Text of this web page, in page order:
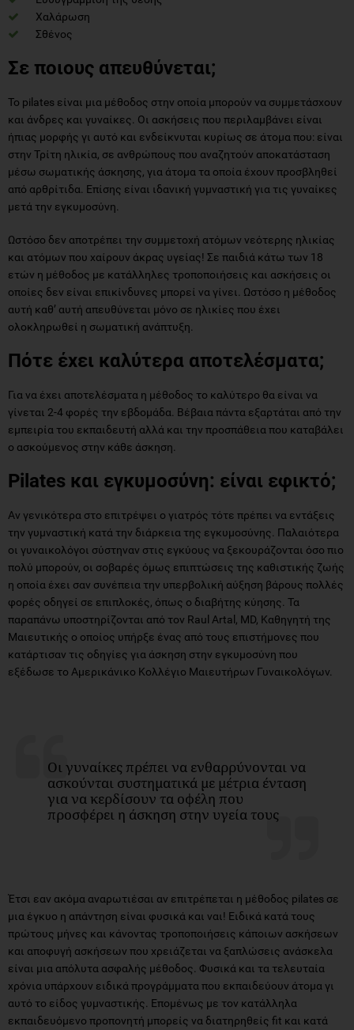
Χαλάρωση
Σθένος
Σε ποιους απευθύνεται;
Το pilates είναι μια μέθοδος στην οποία μπορούν να συμμετάσχουν
και άνδρες και γυναίκες. Οι ασκήσεις που περιλαμβάνει είναι
ήπιας μορφής γι αυτό και ενδείκνυται κυρίως σε άτομα που: είναι
στην Τρίτη ηλικία, σε ανθρώπους που αναζητούν αποκατάσταση
μέσω σωματικής άσκησης, για άτομα τα οποία έχουν προσβληθεί
από αρθρίτιδα. Επίσης είναι ιδανική γυμναστική για τις γυναίκες
μετά την εγκυμοσύνη.
Ωστόσο δεν αποτρέπει την συμμετοχή ατόμων νεότερης ηλικίας
και ατόμων που χαίρουν άκρας υγείας! Σε παιδιά κάτω των 18
ετών η μέθοδος με κατάλληλες τροποποιήσεις και ασκήσεις οι
οποίες δεν είναι επικίνδυνες μπορεί να γίνει. Ωστόσο η μέθοδος
αυτή καθ’ αυτή απευθύνεται μόνο σε ηλικίες που έχει
ολοκληρωθεί η σωματική ανάπτυξη.
Πότε έχει καλύτερα αποτελέσματα;
Για να έχει αποτελέσματα η μέθοδος το καλύτερο θα είναι να
γίνεται 2-4 φορές την εβδομάδα. Βέβαια πάντα εξαρτάται από την
εμπειρία του εκπαιδευτή αλλά και την προσπάθεια που καταβάλει
ο ασκούμενος στην κάθε άσκηση.
Pilates και εγκυμοσύνη: είναι εφικτό;
Αν γενικότερα στο επιτρέψει ο γιατρός τότε πρέπει να εντάξεις
την γυμναστική κατά την διάρκεια της εγκυμοσύνης. Παλαιότερα
οι γυναικολόγοι σύστηναν στις εγκύους να ξεκουράζονται όσο πιο
πολύ μπορούν, οι σοβαρές όμως επιπτώσεις της καθιστικής ζωής
η οποία έχει σαν συνέπεια την υπερβολική αύξηση βάρους πολλές
φορές οδηγεί σε επιπλοκές, όπως ο διαβήτης κύησης. Τα
παραπάνω υποστηρίζονται από τον Raul Artal, MD, Καθηγητή της
Μαιευτικής ο οποίος υπήρξε ένας από τους επιστήμονες που
κατάρτισαν τις οδηγίες για άσκηση στην εγκυμοσύνη που
εξέδωσε το Αμερικάνικο Κολλέγιο Μαιευτήρων Γυναικολόγων.
Οι γυναίκες πρέπει να ενθαρρύνονται να
ασκούνται συστηματικά με μέτρια ένταση
για να κερδίσουν τα οφέλη που
προσφέρει η άσκηση στην υγεία τους
Έτσι εαν ακόμα αναρωτιέσαι αν επιτρέπεται η μέθοδος pilates σε
μια έγκυο η απάντηση είναι φυσικά και ναι! Ειδικά κατά τους
πρώτους μήνες και κάνοντας τροποποιήσεις κάποιων ασκήσεων
και αποφυγή ασκήσεων που χρειάζεται να ξαπλώσεις ανάσκελα
είναι μια απόλυτα ασφαλής μέθοδος. Φυσικά και τα τελευταία
χρόνια υπάρχουν ειδικά προγράμματα που εκπαιδεύουν άτομα γι
αυτό το είδος γυμναστικής. Επομένως με τον κατάλληλα
εκπαιδευόμενο προπονητή μπορείς να διατηρηθείς fit και κατά